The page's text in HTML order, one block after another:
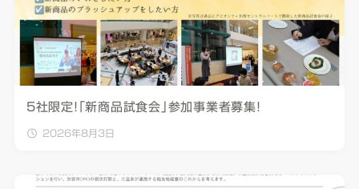
5社限定！「新商品試食会」参加事業者募集！
2026年8月3日